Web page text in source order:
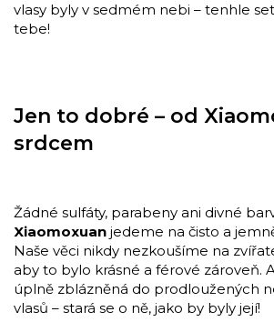
vlasy byly v sedmém nebi – tenhle
tebe!
Jen to dobré – od
srdcem
Žádné sulfáty, parabeny ani divné
Xiaomoxuan jedeme na čisto a
Naše věci nikdy nezkoušíme na
aby to bylo krásné a férové zároveň.
úplně zblázněná do prodloužených
vlasů – stará se o ně, jako by byly její!